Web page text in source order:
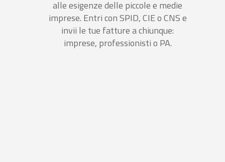
alle esigenze delle piccole e medie
imprese. Entri con SPID, CIE o CNS e
invii le tue fatture a chiunque:
imprese, professionisti o PA.